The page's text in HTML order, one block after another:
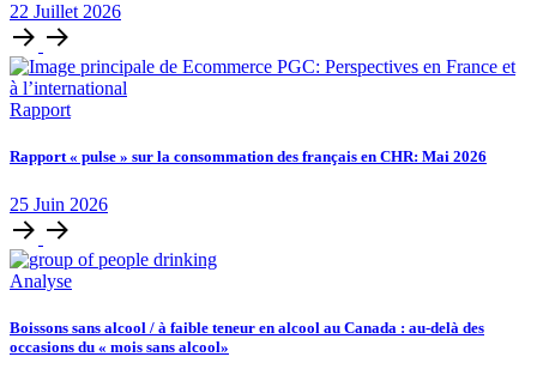
22 Juillet 2026
Rapport
Rapport « pulse » sur la consommation des français en CHR: Mai 2026
25 Juin 2026
Analyse
Boissons sans alcool / à faible teneur en alcool au Canada : au-delà des
occasions du « mois sans alcool»